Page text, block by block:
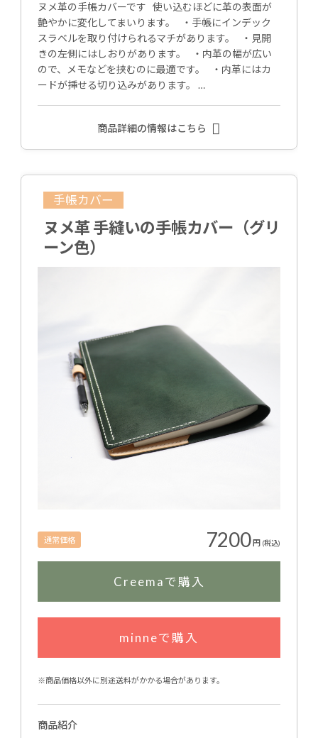
ヌメ革の手帳カバーです 使い込むほどに革の表面が
艶やかに変化してまいります。 ・手帳にインデック
スラベルを取り付けられるマチがあります。 ・見開
きの左側にはしおりがあります。 ・内革の幅が広い
ので、メモなどを挟むのに最適です。 ・内革にはカ
ードが挿せる切り込みがあります。 …
商品詳細の情報はこちら
手帳カバー
ヌメ革 手縫いの手帳カバー（グリ
ーン色）
通常価格 7200 円 (税込)
Creemaで購入
minneで購入
※商品価格以外に別途送料がかかる場合があります。
商品紹介